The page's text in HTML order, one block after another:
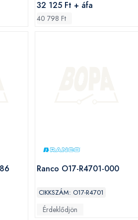
32 125 Ft + áfa
40 798 Ft
Ranco O17-R4701-000
CIKKSZÁM: O17-R4701
Érdeklődjön